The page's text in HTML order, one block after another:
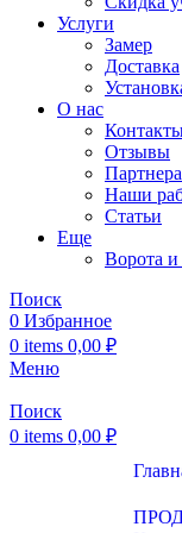
Услуги
Замер
Доставка
О нас
Отзывы
Наши
Статьи
Еще
Ворота и
Поиск
0 Избранное
0 items 0,00 ₽
Меню
Поиск
0 items 0,00 ₽